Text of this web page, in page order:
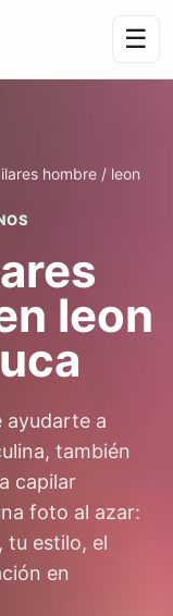
☰
hombre / leon
leon
ayudarte a
también
capilar
foto al azar:
tu estilo, el
en